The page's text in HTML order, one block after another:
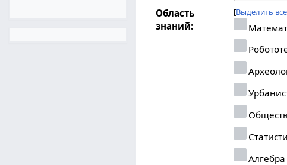
Область
знаний:
Выделить все
Алгебра